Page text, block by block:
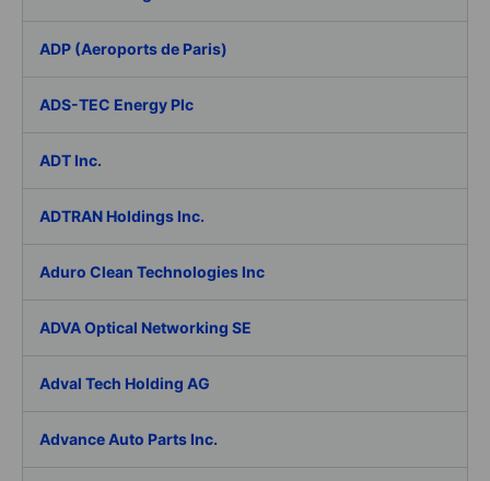
ADP (Aeroports de Paris)
ADS-TEC Energy Plc
ADT Inc.
ADTRAN Holdings Inc.
Aduro Clean Technologies Inc
ADVA Optical Networking SE
Adval Tech Holding AG
Advance Auto Parts Inc.